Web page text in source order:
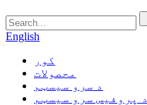
English
کور
محصولات
د سرو سیسټم
د پروفیس سرو سیسټم